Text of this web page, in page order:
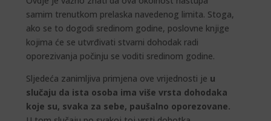
samim trenutkom prelaska navedenog limita. Stoga,
ako se to dogodi sredinom godine, poslovne knjige
kojima će se utvrđivati stvarni dohodak radi
oporezivanja počinju se voditi sredinom godine.
Sljedeća zanimljiva primjena ove vrijednosti je u
slučaju da ista osoba ima više vrsta dohodaka
koje su, svaka za sebe, paušalno oporezovane.